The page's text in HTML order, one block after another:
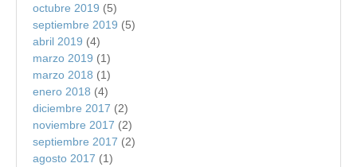
octubre 2019 (5)
septiembre 2019 (5)
abril 2019 (4)
marzo 2019 (1)
marzo 2018 (1)
enero 2018 (4)
diciembre 2017 (2)
noviembre 2017 (2)
septiembre 2017 (2)
agosto 2017 (1)